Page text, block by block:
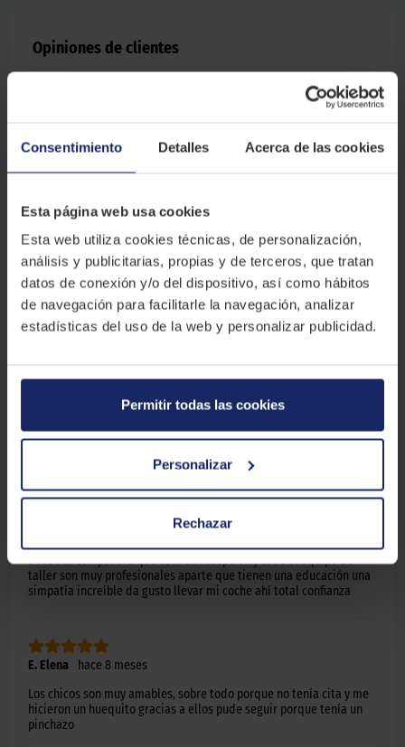
Consentimiento Detalles Acerca de las cookies
Esta página web usa cookies
Esta web utiliza cookies técnicas, de personalización,
análisis y publicitarias, propias y de terceros, que tratan
datos de conexión y/o del dispositivo, así como hábitos
de navegación para facilitarle la navegación, analizar
estadísticas del uso de la web y personalizar publicidad.
Permitir todas las cookies
Personalizar
Rechazar
Opiniones de clientes
5estrellas
4
estrellas
2estrellas 1%
1estrellas 2%
Sencillamente genial
hace 8 meses
La verdad que como siempre que voy es el mismo servicio de
atención maravilloso personalizado tienen un equipo de
profesionales increíbles de verdad aparte la simpatía junto con su
profesionalidad da gusto que te atiendan como en ese centro.
Desde la compañera que está en recepción y todo el equipo de
taller son muy profesionales aparte que tienen una educación una
simpatía increíble da gusto llevar mi coche ahí total confianza
E. Elena
hace 8 meses
Los chicos son muy amables, sobre todo porque no tenía cita y me
hicieron un huequito gracias a ellos pude seguir porque tenía un
pinchazo